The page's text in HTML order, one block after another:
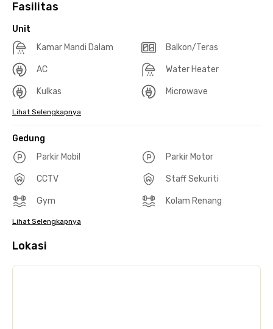
Fasilitas
Unit
Kamar Mandi Dalam
Balkon/Teras
AC Water Heater
Kulkas Microwave
Lihat Selengkapnya
Gedung
Parkir Mobil
Parkir Motor
CCTV Staff Sekuriti
Gym Kolam Renang
Lihat Selengkapnya
Lokasi